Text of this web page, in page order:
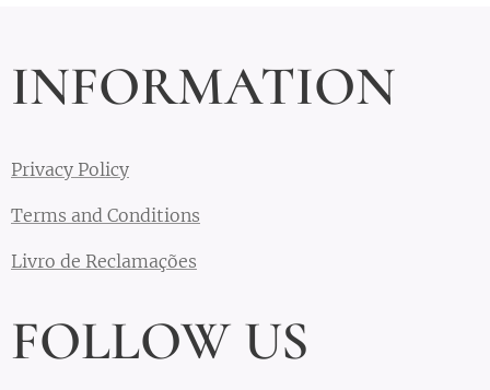
INFORMATION
Privacy Policy
Terms and Conditions
Livro de Reclamações
FOLLOW US